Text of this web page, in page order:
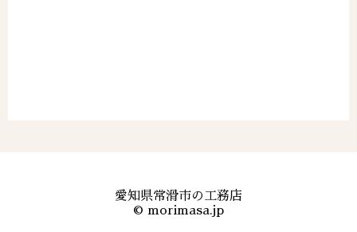
愛知県常滑市の工務店
© morimasa.jp